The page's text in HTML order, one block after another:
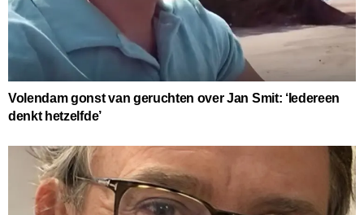
Volendam gonst van geruchten over Jan Smit: ‘Iedereen
denkt hetzelfde’